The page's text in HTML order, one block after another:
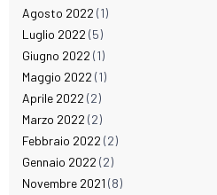
Agosto 2022 (1)
Luglio 2022 (5)
Giugno 2022 (1)
Maggio 2022 (1)
Aprile 2022 (2)
Marzo 2022 (2)
Febbraio 2022 (2)
Gennaio 2022 (2)
Novembre 2021 (8)